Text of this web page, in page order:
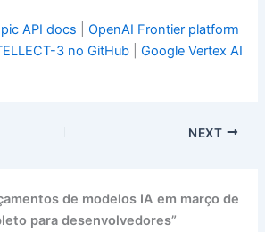
API docs |OpenAI Frontier platform
3 no GitHub |Google Vertex AI
NEXT
de modelos IA em março de
para desenvolvedores”